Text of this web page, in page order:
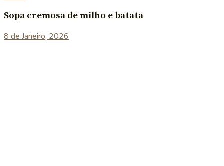
Sopa cremosa de milho e batata
8 de Janeiro, 2026